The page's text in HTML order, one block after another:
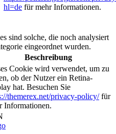
hl=de für mehr Informationen.
sind solche, die noch analysiert
eingeordnet wurden.
Beschreibung
Cookie wird verwendet, um zu
ob der Nutzer ein Retina-
hat. Besuchen Sie
themerex.net/privacy-policy/für
Informationen.